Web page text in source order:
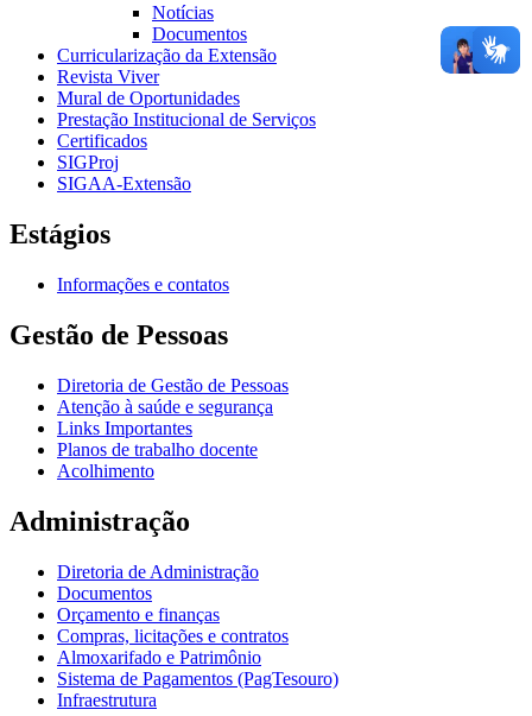
Notícias
Documentos
Curricularização da Extensão
Revista Viver
Mural de Oportunidades
Prestação Institucional de Serviços
Certificados
SIGProj
SIGAA-Extensão
Estágios
Informações e contatos
Gestão de Pessoas
Diretoria de Gestão de Pessoas
Atenção à saúde e segurança
Links Importantes
Planos de trabalho docente
Acolhimento
Administração
Diretoria de Administração
Documentos
Orçamento e finanças
Compras, licitações e contratos
Almoxarifado e Patrimônio
Sistema de Pagamentos (PagTesouro)
Infraestrutura